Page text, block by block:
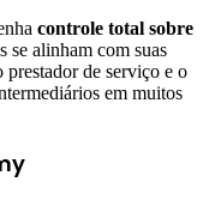
controle total sobre
se alinham com suas
prestador de serviço e o
em muitos